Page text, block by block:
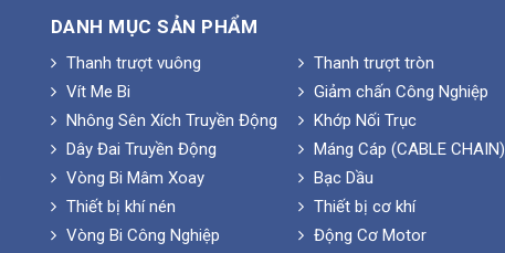
DANH MỤC SẢN PHẨM
Thanh trượt vuông
Thanh trượt tròn
Vít Me Bi
Giảm chấn Công Nghiệp
Nhông Sên Xích Truyền Động
Khớp Nối Trục
Dây Đai Truyền Động
Máng Cáp (CABLE CHAIN)
Vòng Bi Mâm Xoay
Bạc Dầu
Thiết bị khí nén
Thiết bị cơ khí
Vòng Bi Công Nghiệp
Động Cơ Motor